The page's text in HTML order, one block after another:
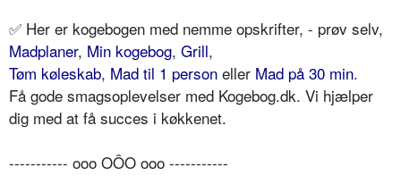
✅ Her er kogebogen med nemme opskrifter, - prøv selv,
Madplaner, Min kogebog, Grill,
Tøm køleskab, Mad til 1 person eller Mad på 30 min.
Få gode smagsoplevelser med Kogebog.dk. Vi hjælper
dig med at få succes i køkkenet.
----------- ooo OÔO ooo -----------